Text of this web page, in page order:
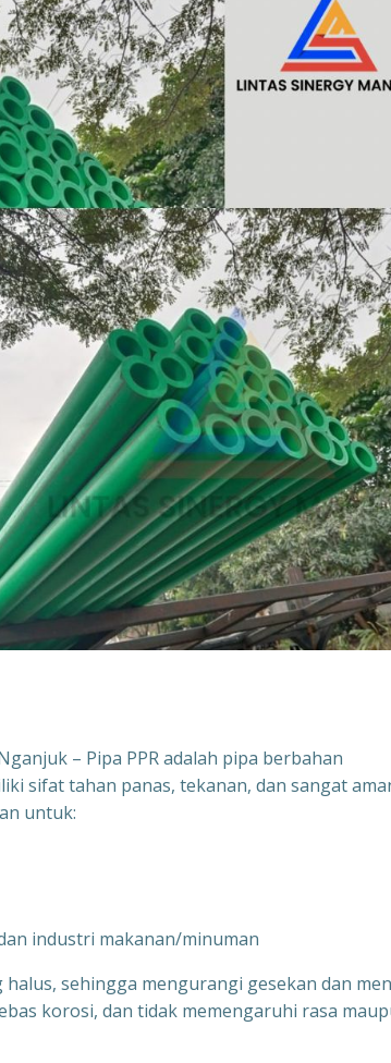
– Pipa PPR adalah pipa berbahan
sifat tahan panas, tekanan, dan sangat
untuk:
industri makanan/minuman
sehingga mengurangi gesekan dan
korosi, dan tidak memengaruhi rasa